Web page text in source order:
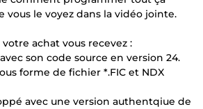
le voyez dans la vidéo jointe.
achat vous recevez :
son code source en version 24.
forme de fichier *.FIC et NDX
avec une version authentqiue de